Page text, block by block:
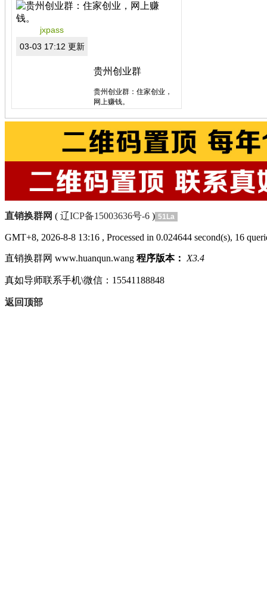
jxpass
03-03 17:12 更新
贵州创业群
贵州创业群：住家创业，
网上赚钱。
分类：三生
区域：贵州省
直销换群网 ( 辽ICP备15003636号-6 ) 51La
GMT+8, 2026-8-8 13:16 , Processed in 0.024644 second(s), 16
直销换群网 www.huanqun.wang 程序版本： X3.4
真如导师联系手机\微信：15541188848
返回顶部